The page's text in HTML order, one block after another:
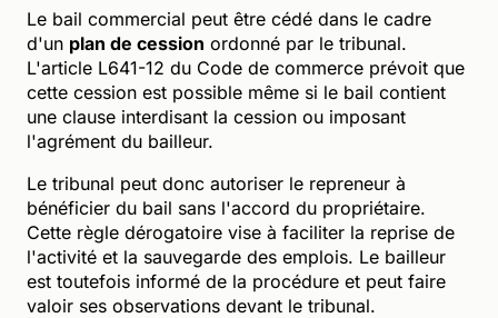
Le bail commercial peut être cédé dans le cadre
d'un plan de cession ordonné par le tribunal.
L'article L641-12 du Code de commerce prévoit que
cette cession est possible même si le bail contient
une clause interdisant la cession ou imposant
l'agrément du bailleur.
Le tribunal peut donc autoriser le repreneur à
bénéficier du bail sans l'accord du propriétaire.
Cette règle dérogatoire vise à faciliter la reprise de
l'activité et la sauvegarde des emplois. Le bailleur
est toutefois informé de la procédure et peut faire
valoir ses observations devant le tribunal.